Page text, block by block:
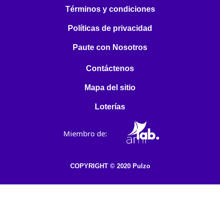
Términos y condiciones
Políticas de privacidad
Paute con Nosotros
Contáctenos
Mapa del sitio
Loterías
Miembro de:
COPYRIGHT © 2020 Pulzo